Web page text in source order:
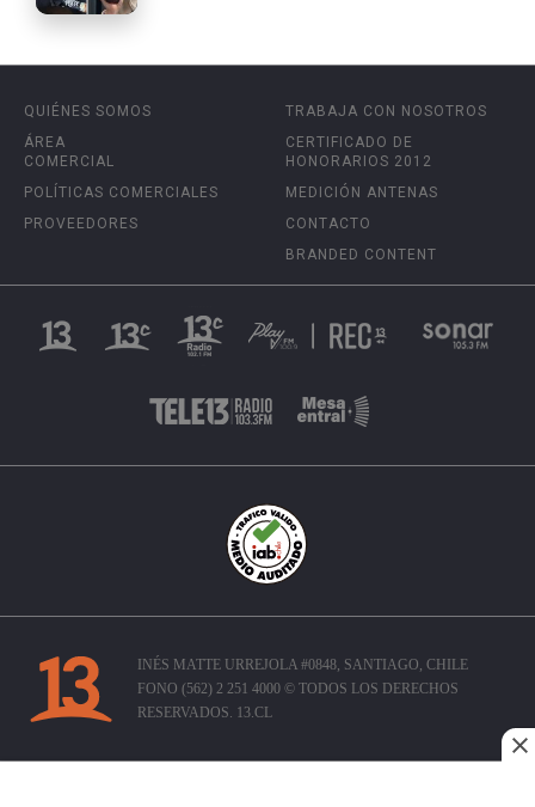
QUIÉNES SOMOS
ÁREA
COMERCIAL
POLÍTICAS COMERCIALES
PROVEEDORES
TRABAJA CON NOSOTROS
CERTIFICADO DE
HONORARIOS 2012
MEDICIÓN ANTENAS
CONTACTO
BRANDED CONTENT
INÉS MATTE URREJOLA #0848, SANTIAGO, CHILE
FONO (562) 2 251 4000 © TODOS LOS DERECHOS
RESERVADOS. 13.CL